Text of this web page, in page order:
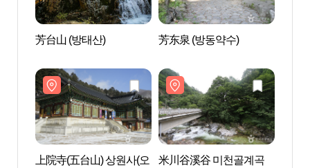
芳台山 (방태산) 芳东泉 (방동약수)
上院寺(五台山) 상원사(오
米川谷溪谷 미천골계곡